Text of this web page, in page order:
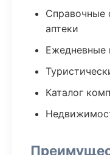
Справочные
аптеки
Ежедневные
Каталог